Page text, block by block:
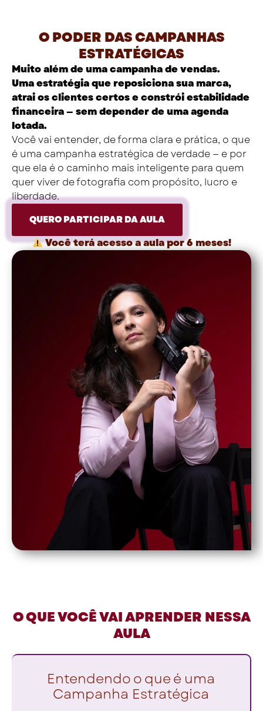
O PODER DAS CAMPANHAS
ESTRATÉGICAS
Muito além de uma campanha de vendas.
Uma estratégia que reposiciona sua marca,
atrai os clientes certos e constrói estabilidade
financeira — sem depender de uma agenda
lotada.
Você vai entender, de forma clara e prática, o que
é uma campanha estratégica de verdade — e por
que ela é o caminho mais inteligente para quem
quer viver de fotografia com propósito, lucro e
liberdade.
QUERO PARTICIPAR DA AULA
Você terá acesso a aula por 6 meses!
O QUE VOCÊ VAI APRENDER NESSA
AULA
Entendendo o que é uma
Campanha Estratégica